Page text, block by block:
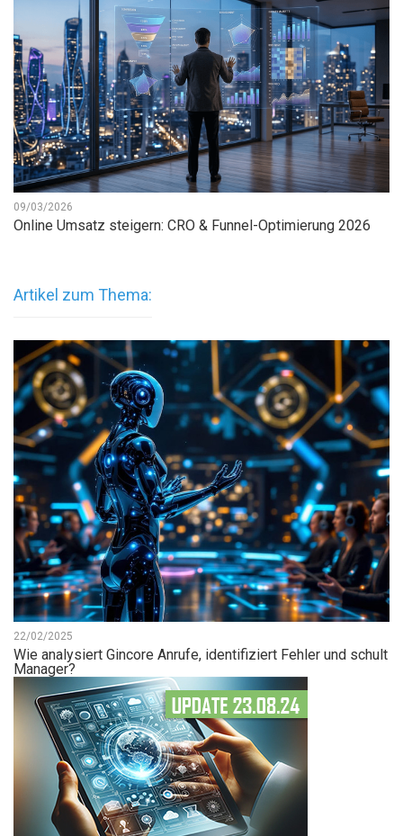
09/03/2026
Online Umsatz steigern: CRO & Funnel-Optimierung 2026
Artikel zum Thema:
22/02/2025
Wie analysiert Gincore Anrufe, identifiziert Fehler und schult
Manager?